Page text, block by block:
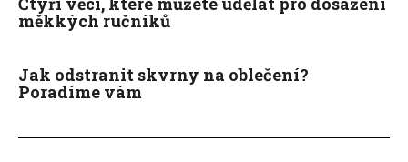
měkkých ručníků
Jak odstranit skvrny na oblečení?
Poradíme vám